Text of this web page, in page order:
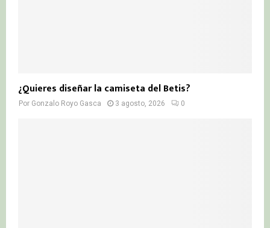
¿Quieres diseñar la camiseta del Betis?
Por Gonzalo Royo Gasca 3 agosto, 2026 0